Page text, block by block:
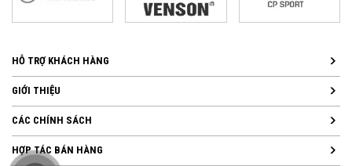
HỖ TRỢ KHÁCH HÀNG
GIỚI THIỆU
CÁC CHÍNH SÁCH
HỢP TÁC BÁN HÀNG